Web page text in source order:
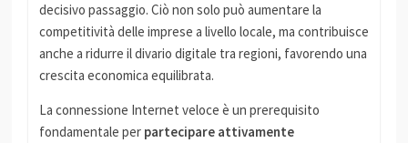
decisivo passaggio. Ciò non solo può aumentare la
competitività delle imprese a livello locale, ma contribuisce
anche a ridurre il divario digitale tra regioni, favorendo una
crescita economica equilibrata.
La connessione Internet veloce è un prerequisito
fondamentale per partecipare attivamente